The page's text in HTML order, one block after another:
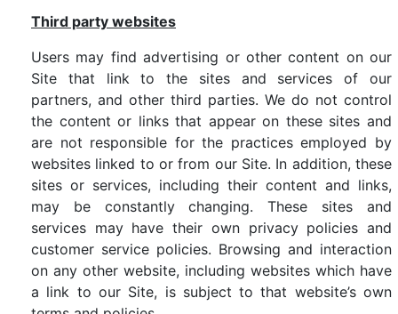
Third party websites
Users may find advertising or other content on our
Site that link to the sites and services of our
partners, and other third parties. We do not control
the content or links that appear on these sites and
are not responsible for the practices employed by
websites linked to or from our Site. In addition, these
sites or services, including their content and links,
may be constantly changing. These sites and
services may have their own privacy policies and
customer service policies. Browsing and interaction
on any other website, including websites which have
a link to our Site, is subject to that website’s own